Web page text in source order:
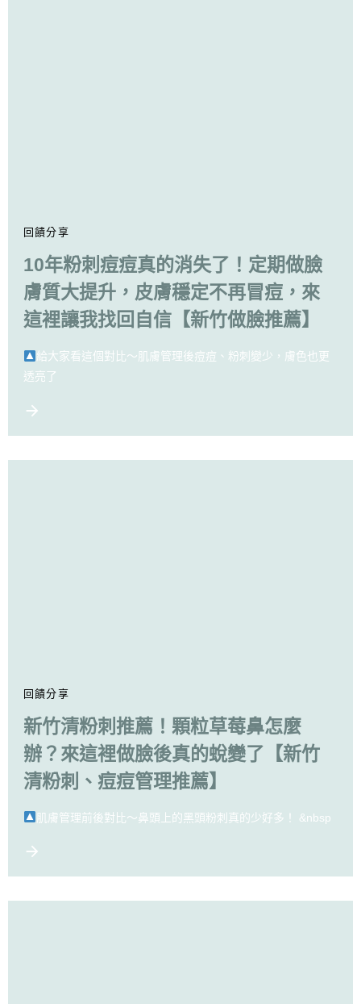
回饋分享
10年粉刺痘痘真的消失了！定期做臉
膚質大提升，皮膚穩定不再冒痘，來
這裡讓我找回自信【新竹做臉推薦】
給大家看這個對比～肌膚管理後痘痘、粉刺變少，膚色也更
透亮了
回饋分享
新竹清粉刺推薦！顆粒草莓鼻怎麼
辦？來這裡做臉後真的蛻變了【新竹
清粉刺、痘痘管理推薦】
肌膚管理前後對比～鼻頭上的黑頭粉刺真的少好多！ &nbsp